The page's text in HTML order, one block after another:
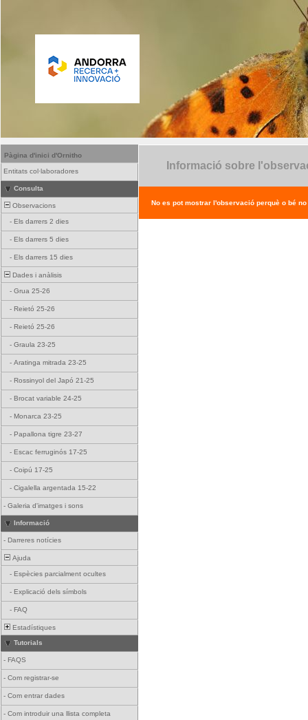
Pàgina d'inici d'Ornitho
Entitats col·laboradores
Consulta
Observacions
- Els darrers 2 dies
- Els darrers 5 dies
- Els darrers 15 dies
Dades i anàlisis
- Grua 25-26
- Reietó 25-26
- Reietó 25-26
- Graula 23-25
- Aratinga mitrada 23-25
- Rossinyol del Japó 21-25
- Brocat variable 24-25
- Monarca 23-25
- Papallona tigre 23-27
- Escac ferruginós 17-25
- Coipú 17-25
- Cigalella argentada 15-22
- Galeria d'imatges i sons
Informació
- Darreres notícies
Ajuda
- Espècies parcialment ocultes
- Explicació dels símbols
- FAQ
Estadístiques
Tutorials
- FAQS
- Com registrar-se
- Com entrar dades
- Com introduir una llista completa
Informació sobre
No es pot mostrar l'observació perquè o bé